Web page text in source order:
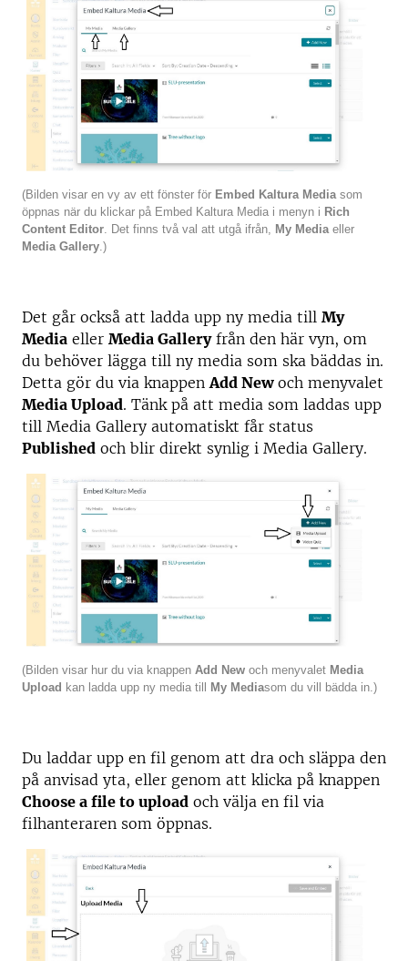
(Bilden visar en vy av ett fönster för Embed Kaltura Mediasom
öppnas när du klickar på Embed Kaltura Media i menyn i Rich
Content Editor. Det finns två val att utgå ifrån, My Mediaeller
Media Gallery.)
Det går också att ladda upp ny media till My
Media eller Media Galleryfrån den här vyn, om
du behöver lägga till ny media som ska bäddas in.
Detta gör du via knappenAdd New och menyvalet
Media Upload. Tänk på att media som laddas upp
till Media Gallery automatiskt får status
Published och blir direkt synlig i Media Gallery.
(Bilden visar hur du via knappen Add New och menyvalet Media
Upload kan ladda upp ny media till My Mediasom du vill bädda in.)
Du laddar upp en fil genom att dra och släppa den
på anvisad yta, eller genom att klicka på knappen
Choose a file to upload och välja en fil via
filhanteraren som öppnas.